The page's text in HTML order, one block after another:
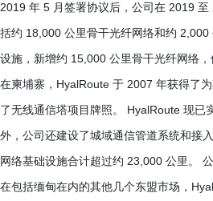
2019 年 5 月签署协议后，公司在 2019
括约 18,000 公里骨干光纤网络和约
设施，新增约 15,000 公里骨干光纤网络
在柬埔寨，HyalRoute 于 2007 年获得了
了无线通信塔项目牌照。 HyalRoute 现
外，公司还建设了城域通信管道系统和接
网络基础设施合计超过约 23,000 公里。
在包括缅甸在内的其他几个东盟市场，